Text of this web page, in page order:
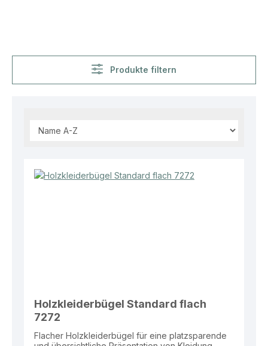
Produkte filtern
Holzkleiderbügel Standard flach
7272
Flacher Holzkleiderbügel für eine platzsparende